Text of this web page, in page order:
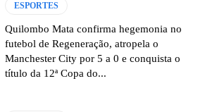
ESPORTES
Quilombo Mata confirma hegemonia no
futebol de Regeneração, atropela o
Manchester City por 5 a 0 e conquista o
título da 12ª Copa do...